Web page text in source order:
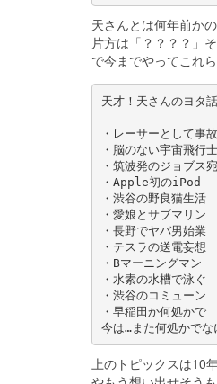
天さんとは何年前か
片方は「？？？？」
で今までやってこれ
天才！天さんのヨタ話
・レーサーとして事
・脳のない宇宙飛行士
・筑波発のジョブス宛
・Apple初のiPod
・渋谷の野良猫生活
・愛娘とサブマリン
・長野でヤバ男始業
・テスラの送電妄想
・Bマーニングマン
・水素の水槽で泳ぐ
・渋谷のコミューン
・早稲田か何処かで
今は…また何処かでな
上のトピックスは10